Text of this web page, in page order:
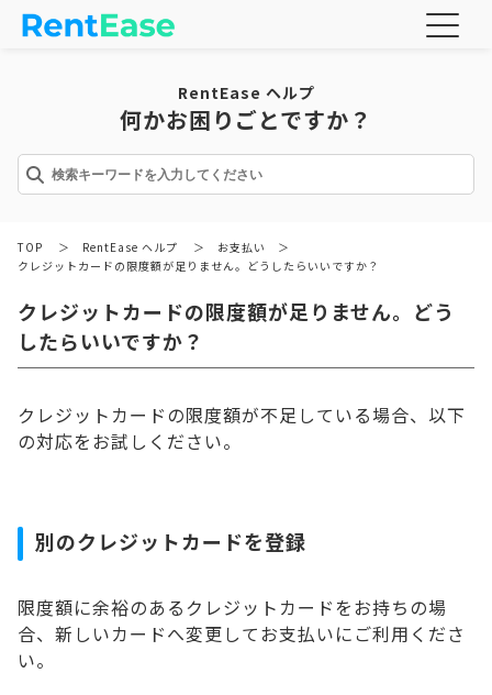
RentEase ヘルプ
何かお困りごとですか？
TOP ＞ RentEase ヘルプ ＞ お支払い
＞
クレジットカードの限度額が足りません。どうしたらいいですか？
クレジットカードの限度額が足りません。どう
したらいいですか？
クレジットカードの限度額が不足している場合、以下
の対応をお試しください。
別のクレジットカードを登録
限度額に余裕のあるクレジットカードをお持ちの場
合、新しいカードへ変更してお支払いにご利用くださ
い。